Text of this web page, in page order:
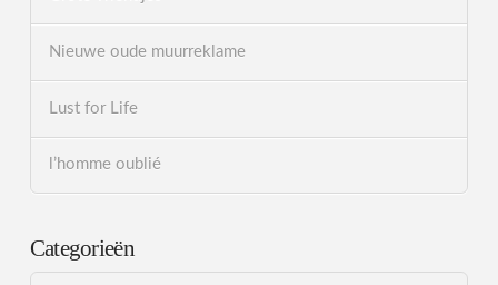
Nieuwe oude muurreklame
Lust for Life
l’homme oublié
Categorieën